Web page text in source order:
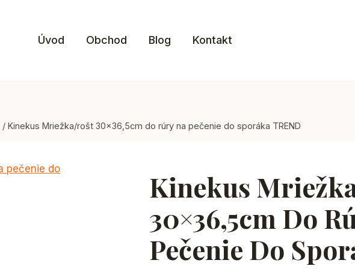
Úvod Obchod Blog Kontakt
/ Kinekus Mriežka/rošt 30×36,5cm do rúry na pečenie do sporáka TREND
Kinekus
30×36,5cm Do
Pečenie Do